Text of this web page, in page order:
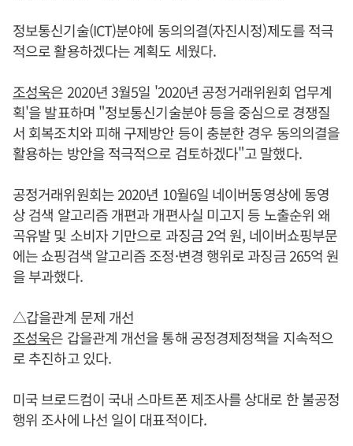
정보통신기술(ICT)분야에 동의의결(자진시정)제도를 적극
적으로 활용하겠다는 계획도 세웠다.
조성욱은 2020년 3월5일 '2020년 공정거래위원회 업무계
획'을 발표하며 "정보통신기술분야 등을 중심으로 경쟁질
서 회복조치와 피해 구제방안 등이 충분한 경우 동의의결을
활용하는 방안을 적극적으로 검토하겠다"고 말했다.
공정거래위원회는 2020년 10월6일 네이버동영상에 동영
상 검색 알고리즘 개편과 개편사실 미고지 등 노출순위 왜
곡유발 및 소비자 기만으로 과징금 2억 원, 네이버쇼핑부문
에는 쇼핑검색 알고리즘 조정·변경 행위로 과징금 265억 원
을 부과했다.
△갑을관계 문제 개선
조성욱은 갑을관계 개선을 통해 공정경제정책을 지속적으
로 추진하고 있다.
미국 브로드컴이 국내 스마트폰 제조사를 상대로 한 불공정
행위 조사에 나선 일이 대표적이다.